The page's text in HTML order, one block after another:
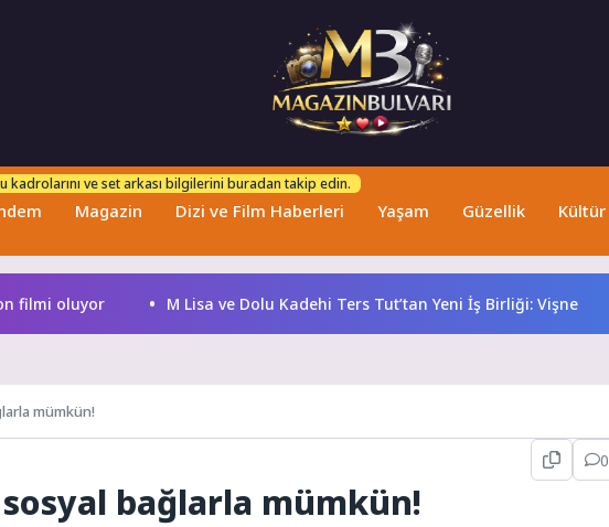
Magazin Dizi ve Film Haberleri
kadrolarını ve set arkası bilgilerini buradan takip edin.
Yaşam Güzellik
M Lisa ve Dolu Kadehi Ters Tut’tan Yeni İş Birliği: Vişne
mümkün!
0
bağlarla mümkün!